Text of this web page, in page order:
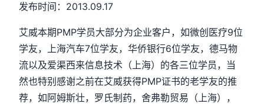
发布时间：2013.09.17
艾威本期PMP学员大部分为企业客户，如微创医疗9位
学友，上海汽车7位学友，华侨银行6位学友，德马物
流以及爱渠西来信息技术（上海）的各三位学员，当
然也特别感谢之前在艾威获得PMP证书的老学友的推
荐，如阿姆斯壮，罗氏制药，舍弗勒贸易（上海），